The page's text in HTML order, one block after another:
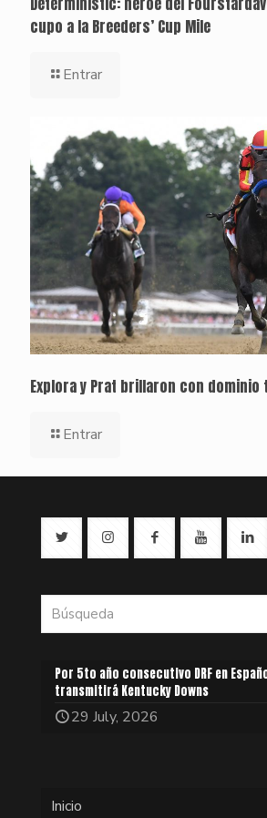
cupo a la Breeders’ Cup Mile
Entrar
Explora y Prat brillaron con dominio
Entrar
Por 5to año consecutivo DRF en
transmitirá Kentucky Downs
29 July, 2026
Inicio